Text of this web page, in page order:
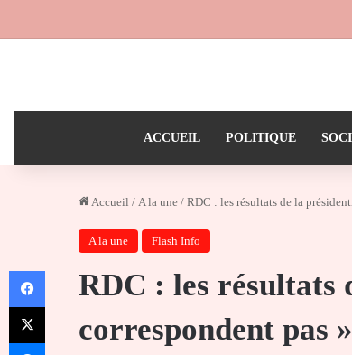
ACCUEIL POLITIQUE
Accueil / A la une / RDC : les résultats de la
A la une Flash Info
RDC : les résultats
correspondent pas
Facebook
X
Messenger